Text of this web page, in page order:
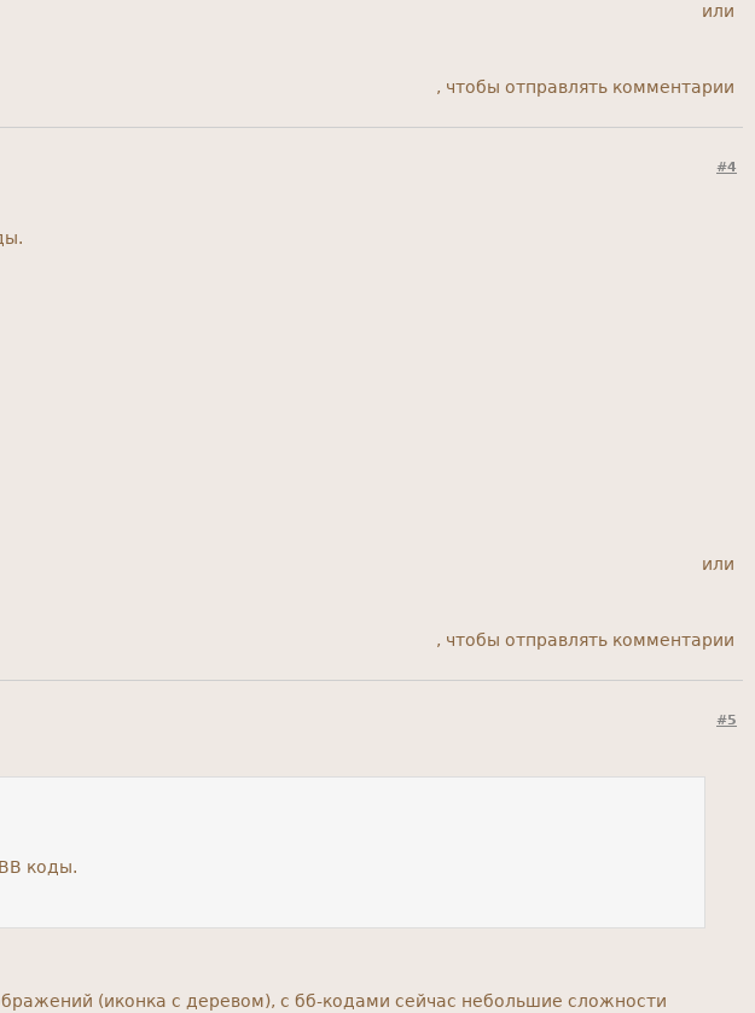
или
, чтобы отправлять комментарии
#4
или
, чтобы отправлять комментарии
#5
коды.
(иконка с деревом), с бб-кодами сейчас небольшие сложности